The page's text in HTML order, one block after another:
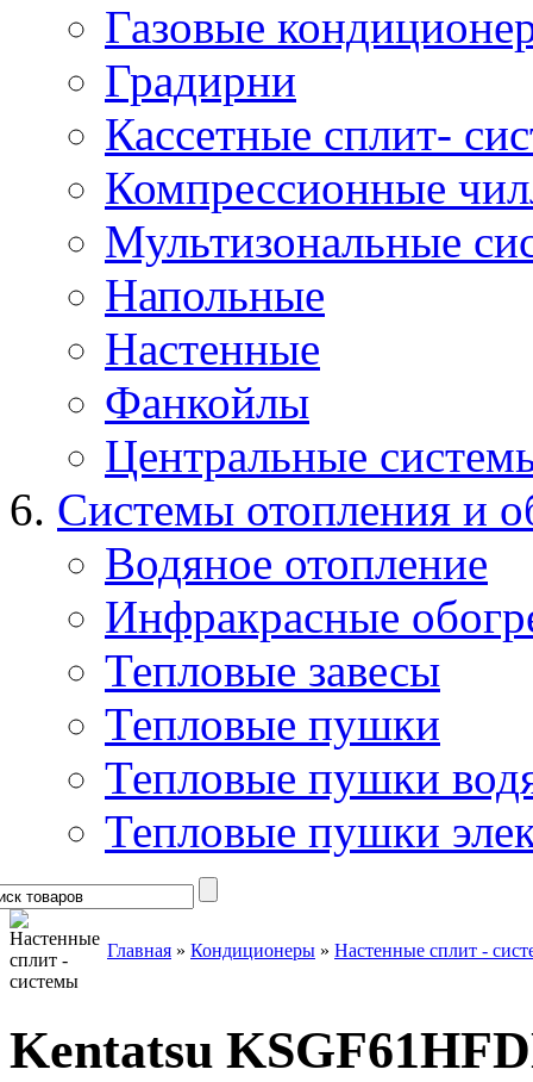
Газовые
Градирни
Кассетные сплит-
Компрессионные
Мультизональные
Напольные
Настенные
Фанкойлы
Центральные
Системы отопления и
Водяное отопление
Инфракрасные
Тепловые завесы
Тепловые пушки
Тепловые пушки
Тепловые пушки
Главная » Кондиционеры » Настенные сплит -
Kentatsu